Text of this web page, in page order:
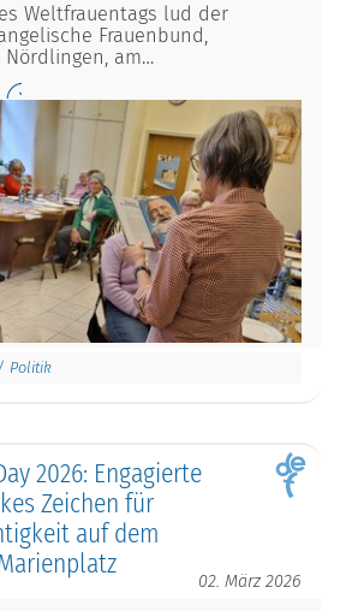
Weltfrauentags lud der
Frauenbund,
am…
Politik
2026: Engagierte
Zeichen für
auf dem
02. März 2026